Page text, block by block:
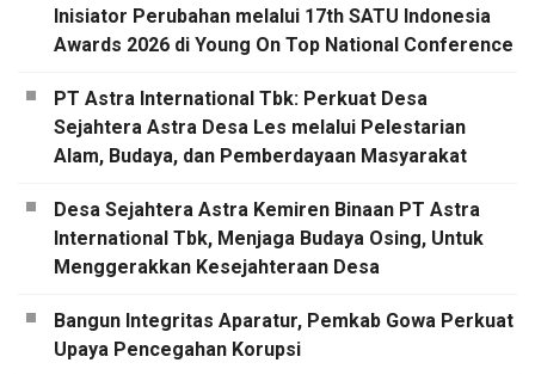
Inisiator Perubahan melalui 17th SATU Indonesia
Awards 2026 di Young On Top National Conference
PT Astra International Tbk: Perkuat Desa
Sejahtera Astra Desa Les melalui Pelestarian
Alam, Budaya, dan Pemberdayaan Masyarakat
Desa Sejahtera Astra Kemiren Binaan PT Astra
International Tbk, Menjaga Budaya Osing, Untuk
Menggerakkan Kesejahteraan Desa
Bangun Integritas Aparatur, Pemkab Gowa Perkuat
Upaya Pencegahan Korupsi